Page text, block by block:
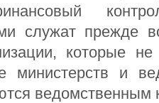
служат прежде
которые
министерств и
ведомственным